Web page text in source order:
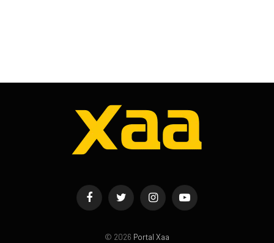
FacebookTwitter InstagramYouTube
© 2026 Portal Xaa